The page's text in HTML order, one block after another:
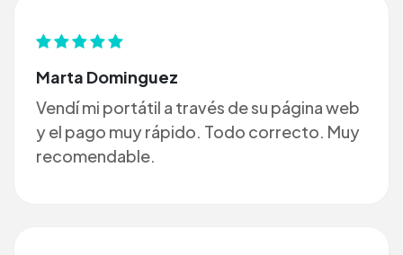
Marta Dominguez
Vendí mi portátil a través de su página web
y el pago muy rápido. Todo correcto. Muy
recomendable.